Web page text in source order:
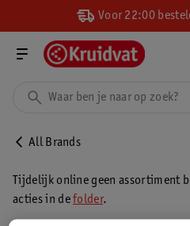
Voor 22:00
All Brands
Tijdelijk online geen assortiment
acties in defolder.